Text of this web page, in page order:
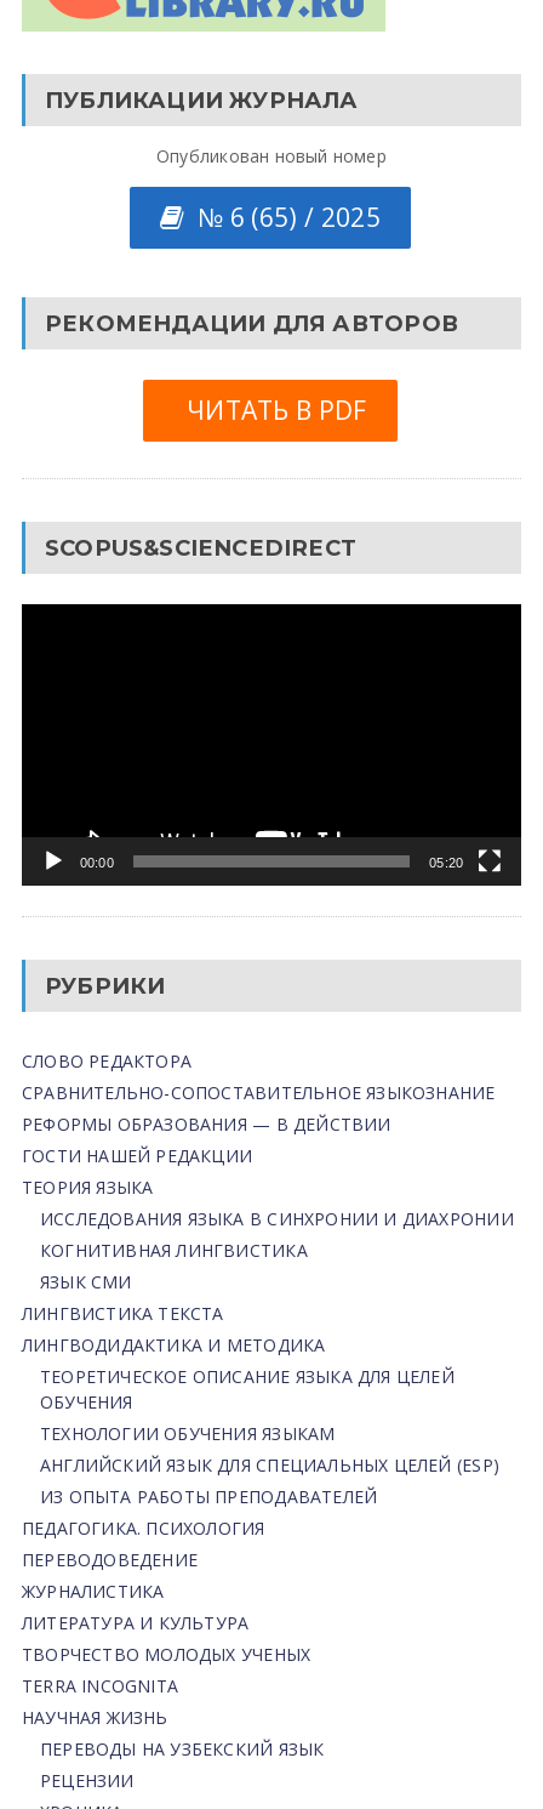
ПУБЛИКАЦИИ ЖУРНАЛА
Опубликован новый номер
№ 6 (65) / 2025
РЕКОМЕНДАЦИИ ДЛЯ АВТОРОВ
ЧИТАТЬ В PDF
SCOPUS&SCIENCEDIRECT
00:00 05:20
РУБРИКИ
СЛОВО РЕДАКТОРА
СРАВНИТЕЛЬНО-СОПОСТАВИТЕЛЬНОЕ ЯЗЫКОЗНАНИЕ
РЕФОРМЫ ОБРАЗОВАНИЯ — В ДЕЙСТВИИ
ГОСТИ НАШЕЙ РЕДАКЦИИ
ТЕОРИЯ ЯЗЫКА
ИССЛЕДОВАНИЯ ЯЗЫКА В СИНХРОНИИ И ДИАХРОНИИ
КОГНИТИВНАЯ ЛИНГВИСТИКА
ЯЗЫК СМИ
ЛИНГВИСТИКА ТЕКСТА
ЛИНГВОДИДАКТИКА И МЕТОДИКА
ТЕОРЕТИЧЕСКОЕ ОПИСАНИЕ ЯЗЫКА ДЛЯ ЦЕЛЕЙ
ОБУЧЕНИЯ
ТЕХНОЛОГИИ ОБУЧЕНИЯ ЯЗЫКАМ
АНГЛИЙСКИЙ ЯЗЫК ДЛЯ СПЕЦИАЛЬНЫХ ЦЕЛЕЙ (ESP)
ИЗ ОПЫТА РАБОТЫ ПРЕПОДАВАТЕЛЕЙ
ПЕДАГОГИКА. ПСИХОЛОГИЯ
ПЕРЕВОДОВЕДЕНИЕ
ЖУРНАЛИСТИКА
ЛИТЕРАТУРА И КУЛЬТУРА
ТВОРЧЕСТВО МОЛОДЫХ УЧЕНЫХ
TERRA INCOGNITA
НАУЧНАЯ ЖИЗНЬ
ПЕРЕВОДЫ НА УЗБЕКСКИЙ ЯЗЫК
РЕЦЕНЗИИ